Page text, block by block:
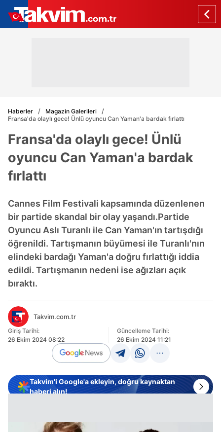
Haberler
Magazin Galerileri
Fransa'da olaylı gece! Ünlü oyuncu Can Yaman'a bardak fırlattı
Fransa'da olaylı gece! Ünlü
oyuncu Can Yaman'a bardak
fırlattı
Cannes Film Festivali kapsamında düzenlenen
bir partide skandal bir olay yaşandı.Partide
Oyuncu Aslı Turanlı ile Can Yaman'ın tartışdığı
öğrenildi. Tartışmanın büyümesi ile Turanlı'nın
elindeki bardağı Yaman'a doğru fırlattığı iddia
edildi. Tartışmanın nedeni ise ağızları açık
bıraktı.
Takvim.com.tr
Giriş Tarihi:
26 Ekim 2024 08:22
Güncelleme Tarihi:
26 Ekim 2024 11:21
Takvim'i Google'a ekleyin, doğru kaynaktan
haberi alın!